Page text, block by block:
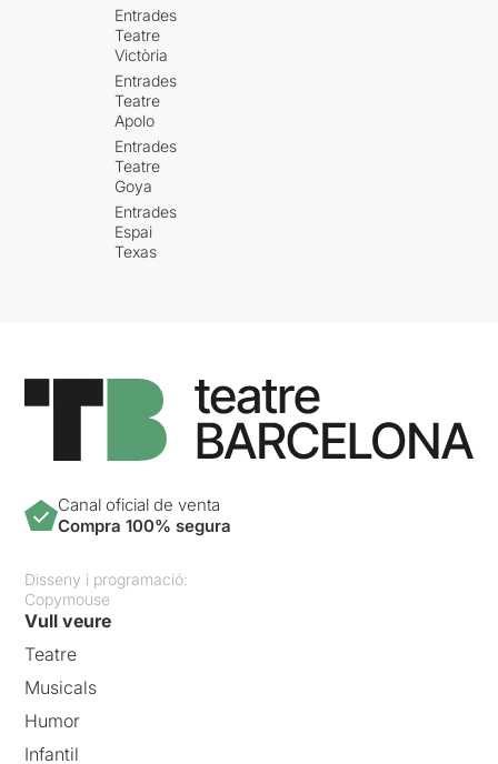
Entrades
Teatre
Victòria
Entrades
Teatre
Apolo
Entrades
Teatre
Goya
Entrades
Espai
Texas
Canal oficial de venta
Compra 100% segura
Disseny i programació:
Copymouse
Vull veure
Teatre
Musicals
Humor
Infantil